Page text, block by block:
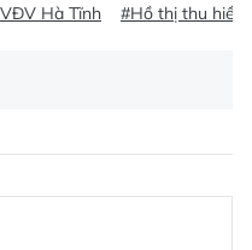
Hà Tĩnh #Hồ thị thu hiền